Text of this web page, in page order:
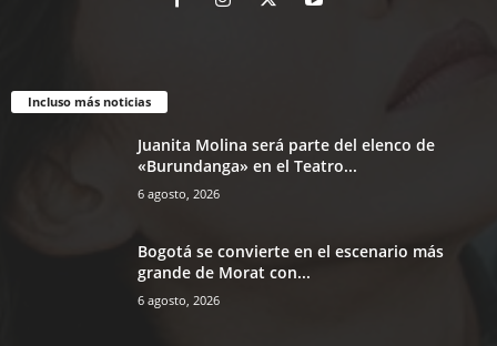
Incluso más noticias
Juanita Molina será parte del elenco de
«Burundanga» en el Teatro...
6 agosto, 2026
Bogotá se convierte en el escenario más
grande de Morat con...
6 agosto, 2026